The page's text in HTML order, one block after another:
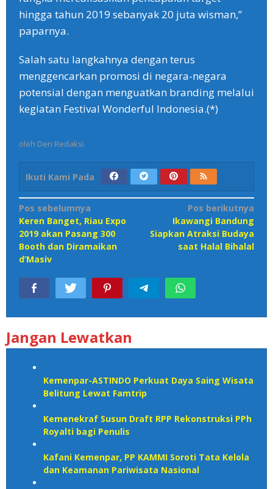
hingga tahun 2019 sebanyak 20 juta wisman,”
paparnya.
Salah satu langkahnya dengan terus
menggencarkan promosi di negara-negara
potensial dengan menguatkan branding melalui
kegiatan Festival Wonderful Indonesia.(*)
oleh Den Redaksi
Ikuti Kami Pada
Navigasi
pos
Pos sebelumnya
Keren Banget, Riau Expo
2019 akan Pasang 300
Booth dan Diramaikan
d’Masiv
Pos berikutnya
Ikawangi Bandung
Siapkan Atraksi Budaya
saat Halal Bihalal
Jangan Lewatkan
Kemenpar-ASTINDO Perkuat Daya Saing Wisata
Belitung Lewat Famtrip
Kemenekraf Susun Draft RPP Rekonstruksi PPh
Royalti bagi Penulis
Kafani Kemenpar, PP KAMMI Soroti Tata Kelola
dan Keamanan Pariwisata Nasional‎